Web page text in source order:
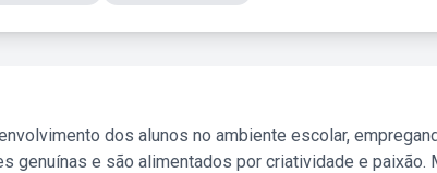
dos alunos no ambiente escolar,
genuínas e são alimentados por criatividade e paixão.